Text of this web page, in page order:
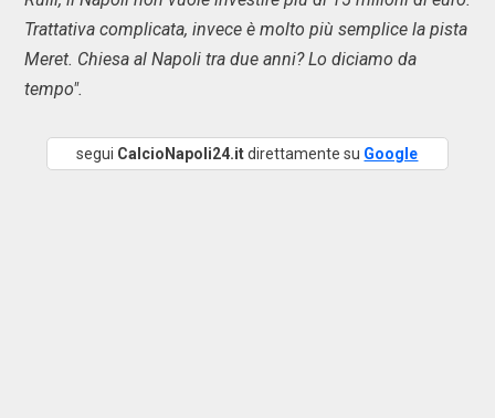
Trattativa complicata, invece è molto più semplice la pista
Meret. Chiesa al Napoli tra due anni? Lo diciamo da
tempo".
segui CalcioNapoli24.itdirettamente su Google